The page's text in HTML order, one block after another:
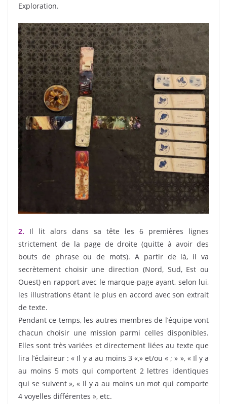
Exploration.
2.
Il lit alors dans sa tête les 6 premières lignes
strictement de la page de droite (quitte à avoir des
bouts de phrase ou de mots). A partir de là, il va
secrètement choisir une direction (Nord, Sud, Est ou
Ouest) en rapport avec le marque-page ayant, selon lui,
les illustrations étant le plus en accord avec son extrait
de texte.
Pendant ce temps, les autres membres de l’équipe vont
chacun choisir une mission parmi celles disponibles.
Elles sont très variées et directement liées au texte que
lira l’éclaireur : « Il y a au moins 3 «,» et/ou « ; » », « Il y a
au moins 5 mots qui comportent 2 lettres identiques
qui se suivent », « Il y a au moins un mot qui comporte
4 voyelles différentes », etc.